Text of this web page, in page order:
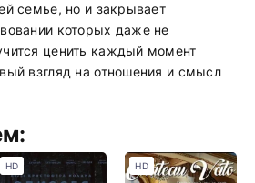
семье, но и закрывает
которых даже не
ценить каждый момент
взгляд на отношения и смысл
HD HD